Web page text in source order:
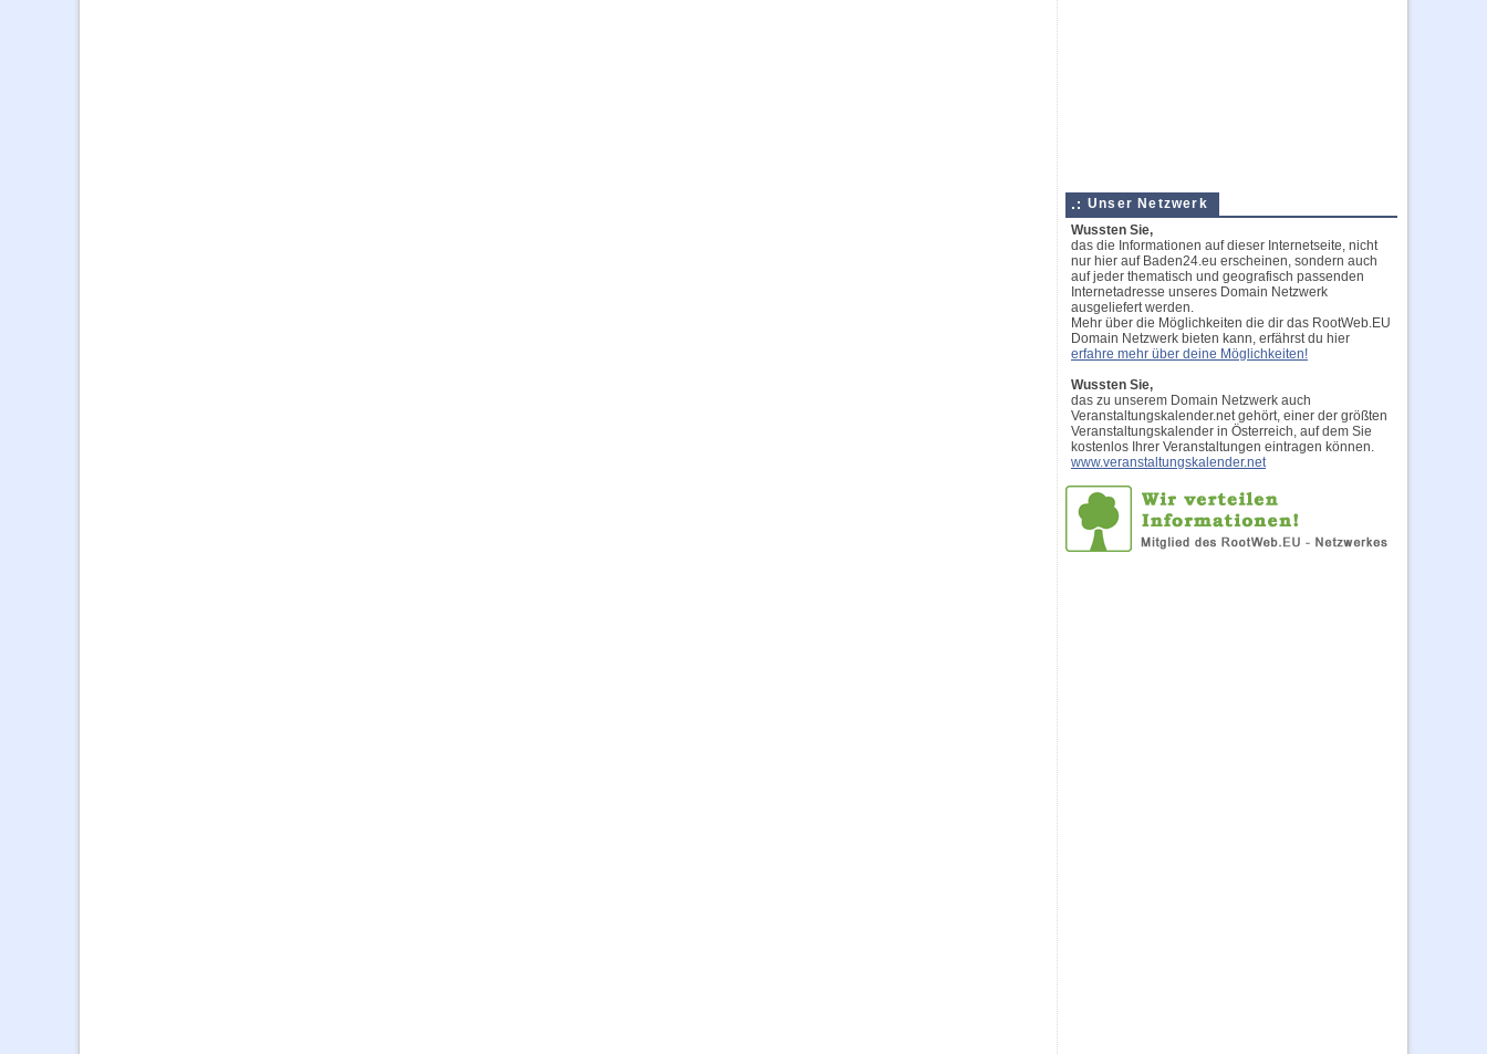
Unser Netzwerk
Wussten Sie,
das die Informationen auf dieser Internetseite, nicht
nur hier auf Baden24.eu erscheinen, sondern auch
auf jeder thematisch und geografisch passenden
Internetadresse unseres Domain Netzwerk
ausgeliefert werden.
Mehr über die Möglichkeiten die dir das RootWeb.EU
Domain Netzwerk bieten kann, erfährst du hier
erfahre mehr über deine Möglichkeiten!
Wussten Sie,
das zu unserem Domain Netzwerk auch
Veranstaltungskalender.net gehört, einer der größten
Veranstaltungskalender in Österreich, auf dem Sie
kostenlos Ihrer Veranstaltungen eintragen können.
www.veranstaltungskalender.net